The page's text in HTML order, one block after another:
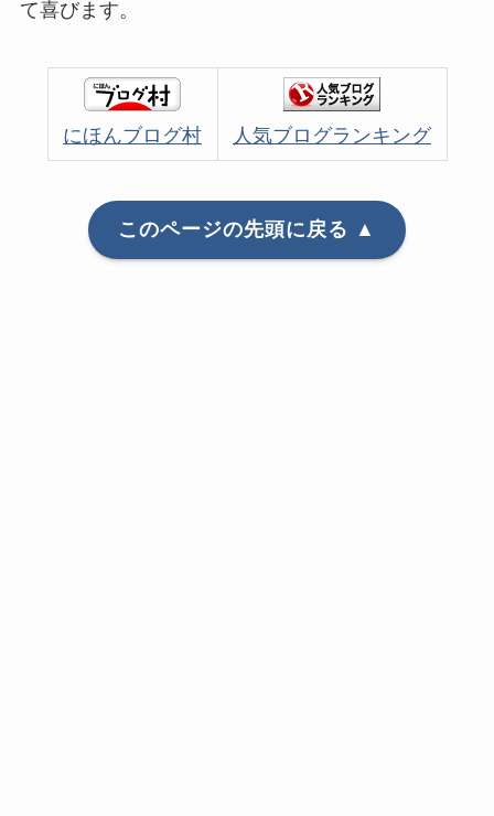
て喜びます。
にほんブログ村 人気ブログランキング
このページの先頭に戻る ▲